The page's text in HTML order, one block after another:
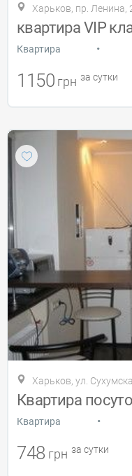
Харьков, пр. Ленина,
квартира VIP
Квартира •
1150 грн за сутки
Харьков, ул.
Квартира
Квартира •
748 грн за сутки